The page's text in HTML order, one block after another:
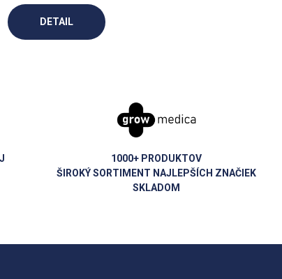
DETAIL
1000+ PRODUKTOV
ŠIROKÝ SORTIMENT NAJLEPŠÍCH ZNAČIEK
SKLADOM